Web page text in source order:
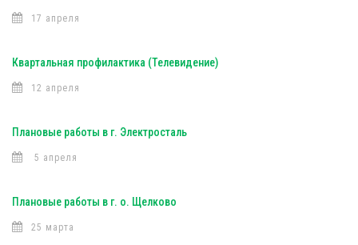
17 апреля
Квартальная профилактика (Телевидение)
12 апреля
Плановые работы в г. Электросталь
5 апреля
Плановые работы в г. о. Щелково
25 марта